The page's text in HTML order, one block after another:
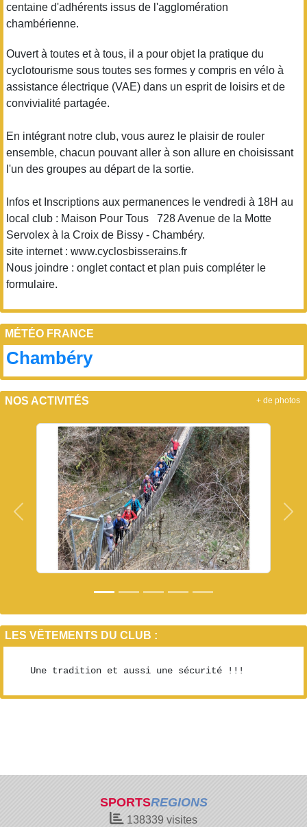
centaine d'adhérents issus de l'agglomération
chambérienne.
Ouvert à toutes et à tous, il a pour objet la pratique du
cyclotourisme sous toutes ses formes y compris en vélo à
assistance électrique (VAE) dans un esprit de loisirs et de
convivialité partagée.
En intégrant notre club, vous aurez le plaisir de rouler
ensemble, chacun pouvant aller à son allure en choisissant
l'un des groupes au départ de la sortie.
Infos et Inscriptions aux permanences le vendredi à 18H au
local club : Maison Pour Tous 728 Avenue de la Motte
Servolex à la Croix de Bissy - Chambéry.
site internet : www.cyclosbisserains.fr
Nous joindre : onglet contact et plan puis compléter le
formulaire.
MÉTÉO FRANCE
Chambéry
NOS ACTIVITÉS
Précedent
+ de photos
LES VÊTEMENTS DU CLUB :
Une tradition et aussi une sécurité !!!
SPORTSREGIONS
138339 visites